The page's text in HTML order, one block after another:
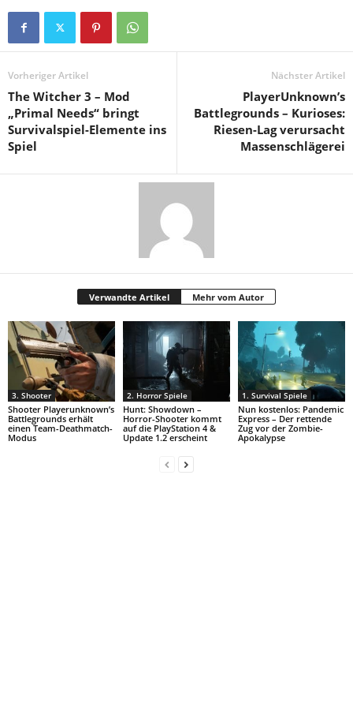
Vorheriger Artikel
The Witcher 3 – Mod
„Primal Needs“ bringt
Survivalspiel-Elemente ins
Spiel
Nächster Artikel
PlayerUnknown’s
Battlegrounds – Kurioses:
Riesen-Lag verursacht
Massenschlägerei
Verwandte Artikel Mehr vom Autor
3. Shooter
Shooter Playerunknown’s
Battlegrounds erhält
einen Team-Deathmatch-
Modus
2. Horror Spiele
Hunt: Showdown –
Horror-Shooter kommt
auf die PlayStation 4 &
Update 1.2 erscheint
1. Survival Spiele
Nun kostenlos: Pandemic
Express – Der rettende
Zug vor der Zombie-
Apokalypse